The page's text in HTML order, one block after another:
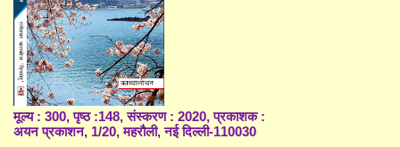
मूल्य : 300, पृष्ठ :148, संस्करण : 2020, प्रकाशक :
अयन प्रकाशन, 1/20, महरौली, नई दिल्ली-110030